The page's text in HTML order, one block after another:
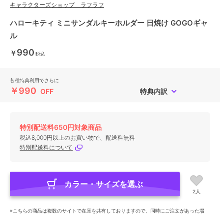
キャラクターズショップ ラフラフ
ハローキティ ミニサンダルキーホルダー 日焼け GOGOギャ
ル
￥990 税込
各種特典利用でさらに
￥990 OFF 特典内訳
特別配送料650円対象商品
税込8,000円以上のお買い物で、配送料無料
特別配送料について
カラー・サイズを選ぶ
2人
※こちらの商品は複数のサイトで在庫を共有しておりますので、同時にご注文があった場